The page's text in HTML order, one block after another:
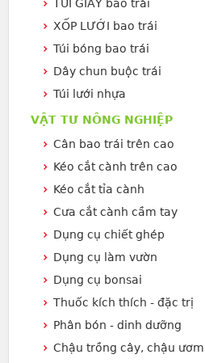
TÚI GIẤY bao trái
XỐP LƯỚI bao trái
Túi bóng bao trái
Dây chun buộc trái
Túi lưới nhựa
VẬT TƯ NÔNG NGHIỆP
Cân bao trái trên cao
Kéo cắt cành trên cao
Kéo cắt tỉa cành
Cưa cắt cành cầm tay
Dụng cụ chiết ghép
Dụng cụ làm vườn
Dụng cụ bonsai
Thuốc kích thích - đặc trị
Phân bón - dinh dưỡng
Chậu trồng cây, chậu ươm